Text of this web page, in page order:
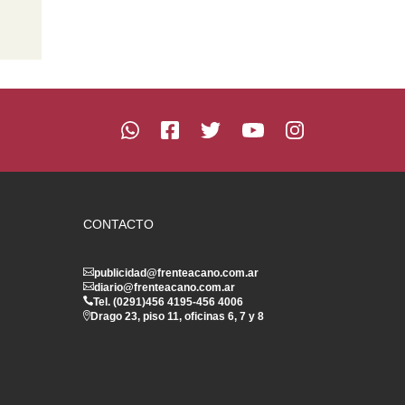
CONTACTO
publicidad@frenteacano.com.ar
diario@frenteacano.com.ar
Tel. (0291)456 4195-456 4006
Drago 23, piso 11, oficinas 6, 7 y 8